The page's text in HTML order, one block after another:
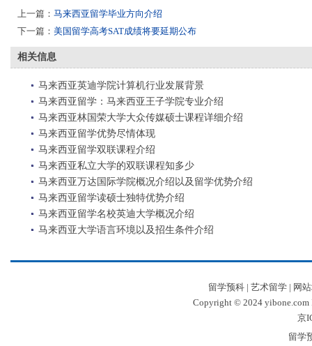
上一篇： 马来西亚留学毕业方向介绍
下一篇： 美国留学高考SAT成绩将要延期公布
相关信息
马来西亚英迪学院计算机行业发展背景
马来西亚留学：马来西亚王子学院专业介绍
马来西亚林国荣大学大众传媒硕士课程详细介绍
马来西亚留学优势尽情体现
马来西亚留学双联课程介绍
马来西亚私立大学的双联课程知多少
马来西亚万达国际学院概况介绍以及留学优势介绍
马来西亚留学读硕士独特优势介绍
马来西亚留学名校英迪大学概况介绍
马来西亚大学语言环境以及招生条件介绍
留学预科| 艺术留学| 网
Copyright © 2024 yibone.com
京
留学